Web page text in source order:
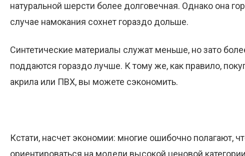
натуральной шерсти более долговечная. Однако она
случае намокания сохнет гораздо дольше.
Синтетические материалы служат меньше, но зато
поддаются гораздо лучше. К тому же, как правило,
акрила или ПВХ, вы можете сэкономить.
Кстати, насчет экономии: многие ошибочно полагают,
ориентироваться на модели высокой ценовой